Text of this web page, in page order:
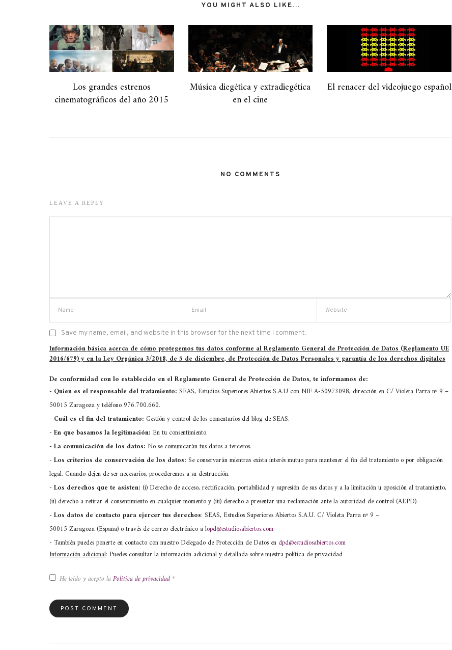
YOU MIGHT ALSO LIKE...
Los grandes estrenos
cinematográficos del año 2015
Música diegética y extradiegética
en el cine
El renacer del videojuego español
NO COMMENTS
LEAVE A REPLY
Save my name, email, and website in this browser for the next time I comment.
Información básica acerca de cómo protegemos tus datos conforme al Reglamento General de Protección de Datos (Reglamento UE
2016/679) y en la Ley Orgánica 3/2018, de 5 de diciembre, de Protección de Datos Personales y garantía de los derechos digitales
De conformidad con lo establecido en el Reglamento General de Protección de Datos, te informamos de:
- Quien es el responsable del tratamiento: SEAS, Estudios Superiores Abiertos S.A.U con NIF A-50973098, dirección en C/ Violeta Parra nº 9 –
50015 Zaragoza y teléfono 976.700.660.
- Cuál es el fin del tratamiento: Gestión y control de los comentarios del blog de SEAS.
- En que basamos la legitimación: En tu consentimiento.
- La comunicación de los datos: No se comunicarán tus datos a terceros.
- Los criterios de conservación de los datos: Se conservarán mientras exista interés mutuo para mantener el fin del tratamiento o por obligación
legal. Cuando dejen de ser necesarios, procederemos a su destrucción.
- Los derechos que te asisten: (i) Derecho de acceso, rectificación, portabilidad y supresión de sus datos y a la limitación u oposición al tratamiento,
(ii) derecho a retirar el consentimiento en cualquier momento y (iii) derecho a presentar una reclamación ante la autoridad de control (AEPD).
- Los datos de contacto para ejercer tus derechos: SEAS, Estudios Superiores Abiertos S.A.U. C/ Violeta Parra nº 9 –
50015 Zaragoza (España) o través de correo electrónico alopd@estudiosabiertos.com
- También puedes ponerte en contacto con nuestro Delegado de Protección de Datos en dpd@estudiosabiertos.com
Información adicional: Puedes consultar la información adicional y detallada sobre nuestra política de privacidad
He leído y acepto la Política de privacidad *